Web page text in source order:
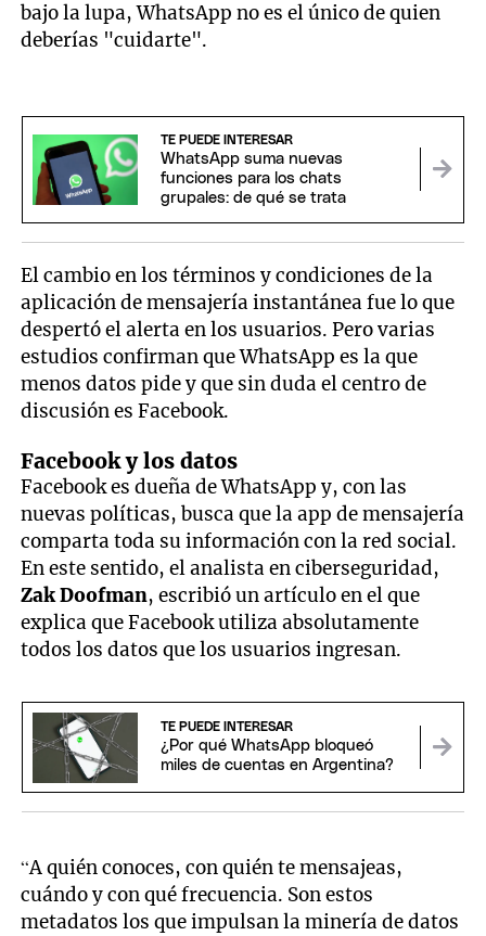
bajo la lupa, WhatsApp no es el único de quien
deberías "cuidarte".
TE PUEDE INTERESAR
WhatsApp suma nuevas
funciones para los chats
grupales: de qué se trata
El cambio en los términos y condiciones de la
aplicación de mensajería instantánea fue lo que
despertó el alerta en los usuarios. Pero varias
estudios confirman que WhatsApp es la que
menos datos pide y que sin duda el centro de
discusión es Facebook.
Facebook y los datos
Facebook es dueña de WhatsApp y, con las
nuevas políticas, busca que la app de mensajería
comparta toda su información con la red social.
En este sentido, el analista en ciberseguridad,
Zak Doofman, escribió un artículo en el que
explica que Facebook utiliza absolutamente
todos los datos que los usuarios ingresan.
TE PUEDE INTERESAR
¿Por qué WhatsApp bloqueó
miles de cuentas en Argentina?
“A quién conoces, con quién te mensajeas,
cuándo y con qué frecuencia. Son estos
metadatos los que impulsan la minería de datos